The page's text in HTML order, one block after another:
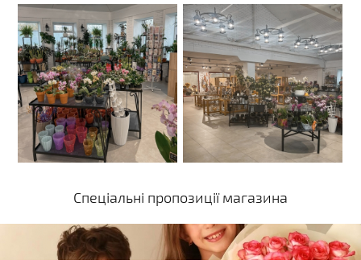
Спеціальні пропозиції магазина